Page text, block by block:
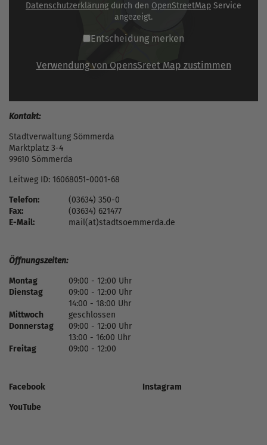
Datenschutzerklärung durch den OpenStreetMap Service
angezeigt.
Entscheidung merken
Verwendung von OpensSreet Map zustimmen
Kontakt:
Stadtverwaltung Sömmerda
Marktplatz 3-4
99610 Sömmerda
Leitweg ID: 16068051-0001-68
Telefon:
(03634) 350-0
Fax:
(03634) 621477
E-Mail:
mail(at)stadtsoemmerda.de
Öffnungszeiten:
Montag
09:00 - 12:00 Uhr
Dienstag
09:00 - 12:00 Uhr
14:00 - 18:00 Uhr
Mittwoch
geschlossen
Donnerstag
09:00 - 12:00 Uhr
13:00 - 16:00 Uhr
Freitag
09:00 - 12:00
Facebook
Instagram
YouTube